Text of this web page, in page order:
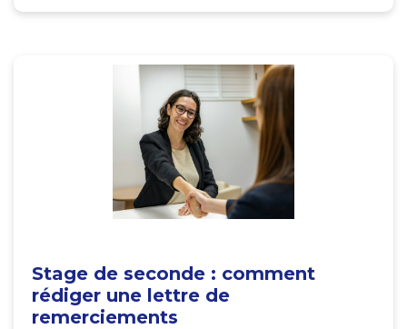
Stage de seconde : comment
rédiger une lettre de
remerciements